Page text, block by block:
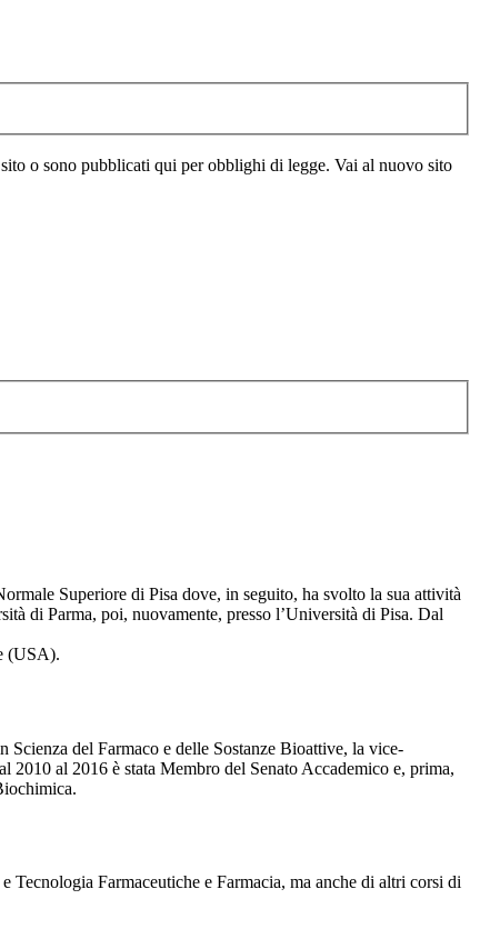
o sono pubblicati qui per obblighi di legge. Vai al nuovo sito
Superiore di Pisa dove, in seguito, ha svolto la sua attività
di Parma, poi, nuovamente, presso l’Università di Pisa. Dal
(USA).
del Farmaco e delle Sostanze Bioattive, la vice-
al 2016 è stata Membro del Senato Accademico e, prima,
Farmaceutiche e Farmacia, ma anche di altri corsi di